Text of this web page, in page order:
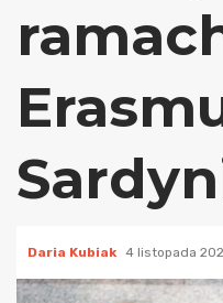
Daria Kubiak 4 listopada